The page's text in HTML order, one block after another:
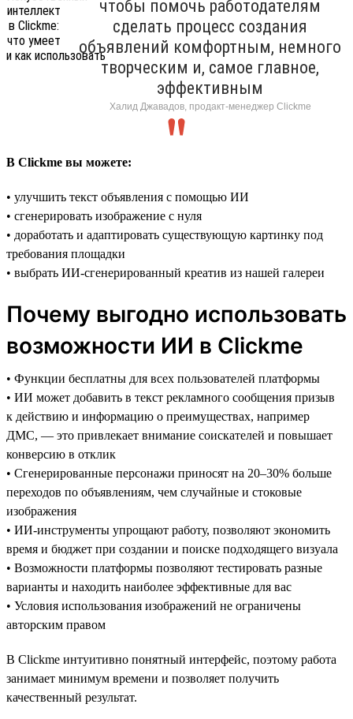
чтобы помочь работодателям
сделать процесс создания
объявлений комфортным, немного
творческим и, самое главное,
эффективным
Халид Джавадов, продакт-менеджер Clickme
В Clickme вы можете:
• улучшить текст объявления с помощью ИИ
• сгенерировать изображение с нуля
• доработать и адаптировать существующую картинку под
требования площадки
• выбрать ИИ-сгенерированный креатив из нашей галереи
Почему выгодно использовать
возможности ИИ в Clickme
• Функции бесплатны для всех пользователей платформы
• ИИ может добавить в текст рекламного сообщения призыв
к действию и информацию о преимуществах, например
ДМС, — это привлекает внимание соискателей и повышает
конверсию в отклик
• Сгенерированные персонажи приносят на 20–30% больше
переходов по объявлениям, чем случайные и стоковые
изображения
• ИИ-инструменты упрощают работу, позволяют экономить
время и бюджет при создании и поиске подходящего визуала
• Возможности платформы позволяют тестировать разные
варианты и находить наиболее эффективные для вас
• Условия использования изображений не ограничены
авторским правом
В Clickme интуитивно понятный интерфейс, поэтому работа
занимает минимум времени и позволяет получить
качественный результат.